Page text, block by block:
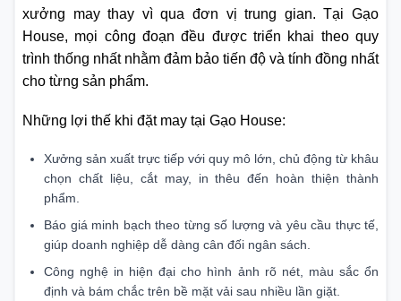
xưởng may thay vì qua đơn vị trung gian. Tại Gạo
House, mọi công đoạn đều được triển khai theo quy
trình thống nhất nhằm đảm bảo tiến độ và tính đồng nhất
cho từng sản phẩm.
Những lợi thế khi đặt may tại Gạo House:
Xưởng sản xuất trực tiếp với quy mô lớn, chủ động từ khâu
chọn chất liệu, cắt may, in thêu đến hoàn thiện thành
phẩm.
Báo giá minh bạch theo từng số lượng và yêu cầu thực tế,
giúp doanh nghiệp dễ dàng cân đối ngân sách.
Công nghệ in hiện đại cho hình ảnh rõ nét, màu sắc ổn
định và bám chắc trên bề mặt vải sau nhiều lần giặt.